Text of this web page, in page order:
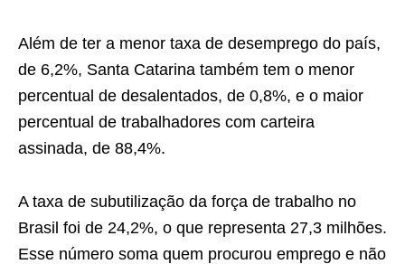
Além de ter a menor taxa de desemprego do país,
de 6,2%, Santa Catarina também tem o menor
percentual de desalentados, de 0,8%, e o maior
percentual de trabalhadores com carteira
assinada, de 88,4%.
A taxa de subutilização da força de trabalho no
Brasil foi de 24,2%, o que representa 27,3 milhões.
Esse número soma quem procurou emprego e não